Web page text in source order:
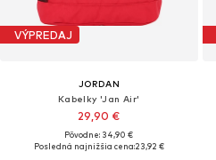
VÝPREDAJ
JORDAN
Kabelky 'Jan Air'
29,90 €
Pôvodne: 34,90 €
Posledná najnižšia cena:23,92 €